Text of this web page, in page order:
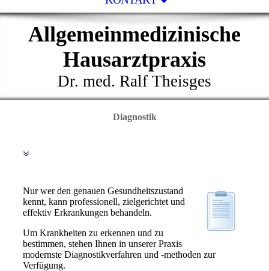
Allgemeinmedizinische
Hausarztpraxis
Dr. med. Ralf Theisges
Diagnostik
Nur wer den genauen Gesundheitszustand
kennt, kann professionell, zielgerichtet und
effektiv Erkrankungen behandeln.
Um Krankheiten zu erkennen und zu
bestimmen, stehen Ihnen in unserer Praxis
modernste Diagnostikverfahren und -methoden zur
Verfügung.